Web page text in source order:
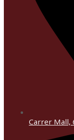
Carrer Mall,